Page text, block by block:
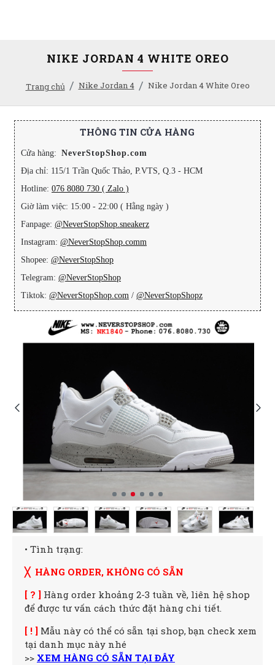
Trang chủ Nike Jordan 4 Nike Jordan 4 White Oreo
NIKE JORDAN 4 WHITE OREO
THÔNG TIN CỬA HÀNG
Cửa hàng: NeverStopShop.com
Địa chỉ: 115/1 Trần Quốc Thảo, P.VTS, Q.3 - HCM
Hotline: 076 8080 730 ( Zalo )
Giờ làm việc: 15:00 - 22:00 ( Hằng ngày )
Fanpage: @NeverStopShop.sneakerz
Instagram: @NeverStopShop.comm
Shopee: @NeverStopShop
Telegram: @NeverStopShop
Tiktok: @NeverStopShop.com / @NeverStopShopz
• Tình trạng:
╳ HÀNG ORDER, KHÔNG CÓ SẴN
[ ? ] Hàng order khoảng 2-3 tuần về, liên hệ shop
để được tư vấn cách thức đặt hàng chi tiết.
[ ! ] Mẫu này có thể có sẵn tại shop, bạn check xem
tại danh mục này nhé
>> XEM HÀNG CÓ SẴN TẠI ĐÂY